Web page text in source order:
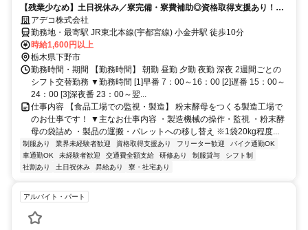
【残業少なめ】土日祝休み／寮完備・寮費補助◎資格取得支援あり！将
来の副リーダー候補募集
アデコ株式会社
勤務地・最寄駅 JR東北本線(宇都宮線) 小金井駅 徒歩10分
時給1,600円以上
栃木県下野市
勤務時間・期間 【勤務時間】 朝勤 昼勤 夕勤 夜勤 深夜 2週間ごとの
シフト交替勤務 ▼勤務時間 [1]早番 7：00～16：00 [2]遅番 15：00～
24：00 [3]深夜番 23：00～翌...
仕事内容 【食品工場での監視・製造】 粉末酵母をつくる製造工場で
のお仕事です！ ▼主なお仕事内容 ・製造機械の操作・監視 ・粉末酵
母の袋詰め ・製品の運搬・パレットへの移し替え ※1袋20kg程度...
制服あり 業界未経験者歓迎 資格取得支援あり フリーター歓迎
バイク通勤OK
車通勤OK
未経験者歓迎 交通費全額支給 研修あり 制服貸与
シフト制
社割あり
土日祝休み 昇給あり 寮・社宅あり
アルバイト・パート